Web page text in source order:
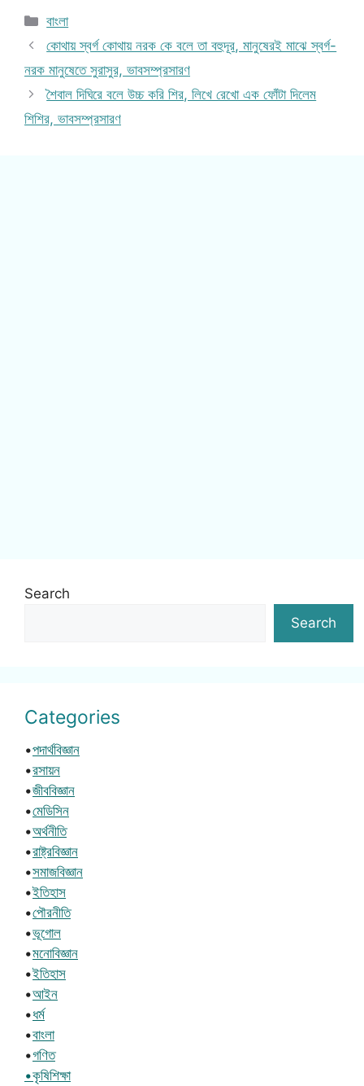
Categories
বাংলা
কোথায় স্বর্গ কোথায় নরক কে বলে তা বহুদূর, মানুষেরই মাঝে স্বর্গ-
নরক মানুষেতে সুরাসুর, ভাবসম্প্রসারণ
শৈবাল দিঘিরে বলে উচ্চ করি শির, লিখে রেখো এক ফোঁটা দিলেম
শিশির, ভাবসম্প্রসারণ
Search
Search
Categories
•পদার্থবিজ্ঞান
•রসায়ন
•জীববিজ্ঞান
•মেডিসিন
•অর্থনীতি
•রাষ্ট্রবিজ্ঞান
•সমাজবিজ্ঞান
•ইতিহাস
•পৌরনীতি
•ভূগোল
•মনোবিজ্ঞান
•ইতিহাস
•আইন
•ধর্ম
•বাংলা
•গণিত
•কৃষিশিক্ষা